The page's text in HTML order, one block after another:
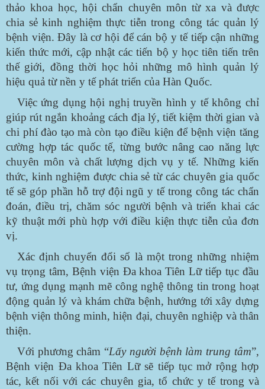
thảo khoa học, hội chẩn chuyên môn từ xa và được
chia sẻ kinh nghiệm thực tiễn trong công tác quản lý
bệnh viện. Đây là cơ hội để cán bộ y tế tiếp cận những
kiến thức mới, cập nhật các tiến bộ y học tiên tiến trên
thế giới, đồng thời học hỏi những mô hình quản lý
hiệu quả từ nền y tế phát triển của Hàn Quốc.
Việc ứng dụng hội nghị truyền hình y tế không chỉ
giúp rút ngắn khoảng cách địa lý, tiết kiệm thời gian và
chi phí đào tạo mà còn tạo điều kiện để bệnh viện tăng
cường hợp tác quốc tế, từng bước nâng cao năng lực
chuyên môn và chất lượng dịch vụ y tế. Những kiến
thức, kinh nghiệm được chia sẻ từ các chuyên gia quốc
tế sẽ góp phần hỗ trợ đội ngũ y tế trong công tác chẩn
đoán, điều trị, chăm sóc người bệnh và triển khai các
kỹ thuật mới phù hợp với điều kiện thực tiễn của đơn
vị.
Xác định chuyển đổi số là một trong những nhiệm
vụ trọng tâm, Bệnh viện Đa khoa Tiên Lữ tiếp tục đầu
tư, ứng dụng mạnh mẽ công nghệ thông tin trong hoạt
động quản lý và khám chữa bệnh, hướng tới xây dựng
bệnh viện thông minh, hiện đại, chuyên nghiệp và thân
thiện.
Với phương châm “Lấy người bệnh làm trung tâm”,
Bệnh viện Đa khoa Tiên Lữ sẽ tiếp tục mở rộng hợp
tác, kết nối với các chuyên gia, tổ chức y tế trong và